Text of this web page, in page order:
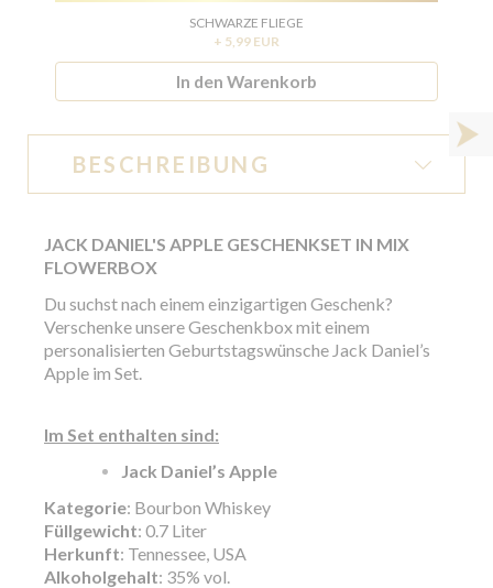
SCHWARZE FLIEGE
+ 5,99 EUR
In den Warenkorb
BESCHREIBUNG
JACK DANIEL'S APPLE GESCHENKSET IN MIX
FLOWERBOX
Du suchst nach einem einzigartigen Geschenk?
Verschenke unsere Geschenkbox mit einem
personalisierten Geburtstagswünsche Jack Daniel’s
Apple im Set.
Im Set enthalten sind:
Jack Daniel’s Apple
Kategorie: Bourbon Whiskey
Füllgewicht: 0.7 Liter
Herkunft: Tennessee, USA
Alkoholgehalt: 35% vol.